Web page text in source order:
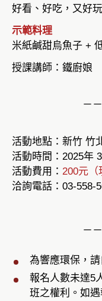
好看、好吃，又好玩
示範料理
米紙鹹甜烏魚子 +
授課講師：鐵廚娘
－
活動地點：新竹 竹
活動時間：2025年
活動費用： 200元（
洽詢電話：03-558-
－
為響應環保，
報名人數未達5
班之權利。如